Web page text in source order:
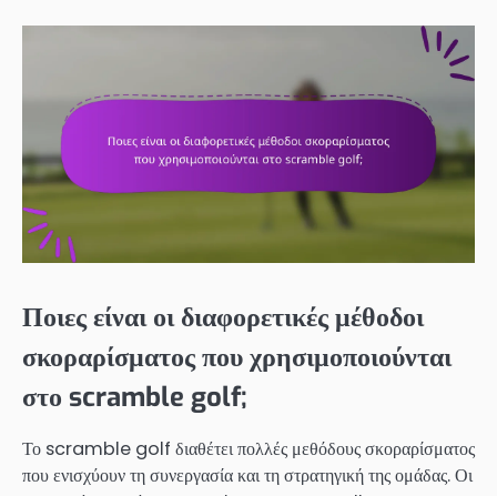
Ποιες είναι οι διαφορετικές μέθοδοι
σκοραρίσματος που χρησιμοποιούνται
στο scramble golf;
Το scramble golf διαθέτει πολλές μεθόδους σκοραρίσματος
που ενισχύουν τη συνεργασία και τη στρατηγική της ομάδας. Οι